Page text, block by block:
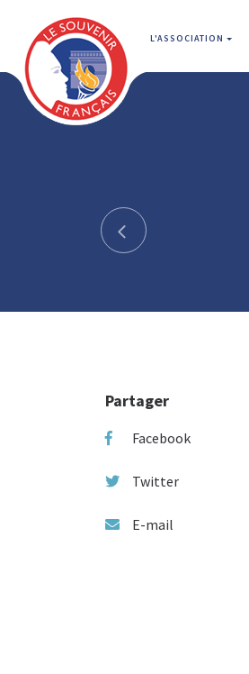
L'ASSOCIATION
Partager
Facebook
Twitter
E-mail